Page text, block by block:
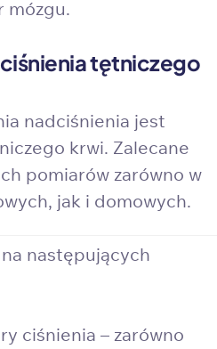
mózgu.
tętniczego
nadciśnienia jest
krwi. Zalecane
pomiarów zarówno w
jak i domowych.
następujących
ciśnienia – zarówno